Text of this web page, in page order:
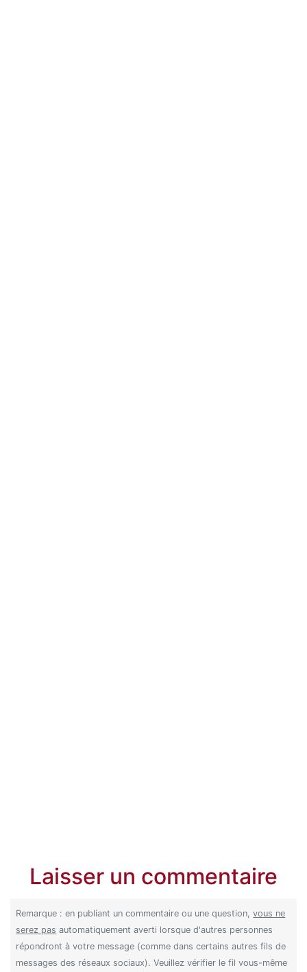
Laisser un commentaire
Remarque : en publiant un commentaire ou une question,vous ne
serez pas automatiquement averti lorsque d'autres personnes
répondront à votre message (comme dans certains autres fils de
messages des réseaux sociaux). Veuillez vérifier le fil vous-même